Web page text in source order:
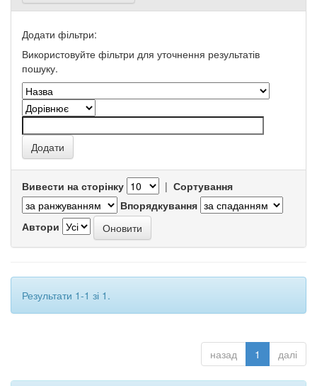
Додати фільтри:
Використовуйте фільтри для уточнення результатів
пошуку.
Вивести на сторінку | Сортування
Впорядкування
Автори
Результати 1-1 зі 1.
назад 1 далі